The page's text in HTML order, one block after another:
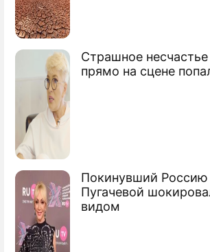
Страшное
прямо на сцене
Покинувший Россию
Пугачевой
видом